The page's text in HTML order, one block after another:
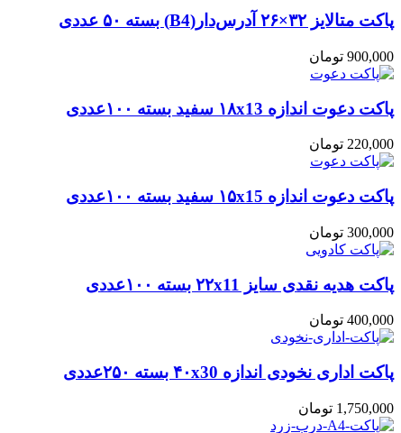
پاکت متالایز ۳۲×۲۶ آدرس‌دار(B4) بسته ۵۰ عددی
900,000 تومان
پاکت دعوت اندازه ۱۸x13 سفید بسته ۱۰۰عددی
220,000 تومان
پاکت دعوت اندازه ۱۵x15 سفید بسته ۱۰۰عددی
300,000 تومان
پاکت هدیه نقدی سایز ۲۲x11 بسته ۱۰۰عددی
400,000 تومان
پاکت اداری نخودی اندازه ۴۰x30 بسته ۲۵۰عددی
1,750,000 تومان